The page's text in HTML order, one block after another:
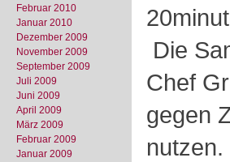
Februar 2010
Januar 2010
Dezember 2009
November 2009
September 2009
Juli 2009
Juni 2009
April 2009
März 2009
Februar 2009
Januar 2009
Die
Chef
gegen